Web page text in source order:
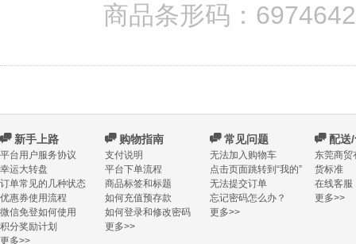
商品条形码：
C新手上路
平台用户服务协议
幸运大转盘
订单常见的几种状态
优惠券使用流程
微信免登如何使用
积分奖励计划
更多>>
C购物指南
支付说明
平台下单流程
商品标签和标题
如何充值预存款
如何登录和修改密码
更多>>
C常见问题
无法加入购物车
点击页面跳转到“我的”
无法提交订单
忘记密码怎么办？
更多>>
C配送/
东莞商贸
货标准
在线客服
更多>>